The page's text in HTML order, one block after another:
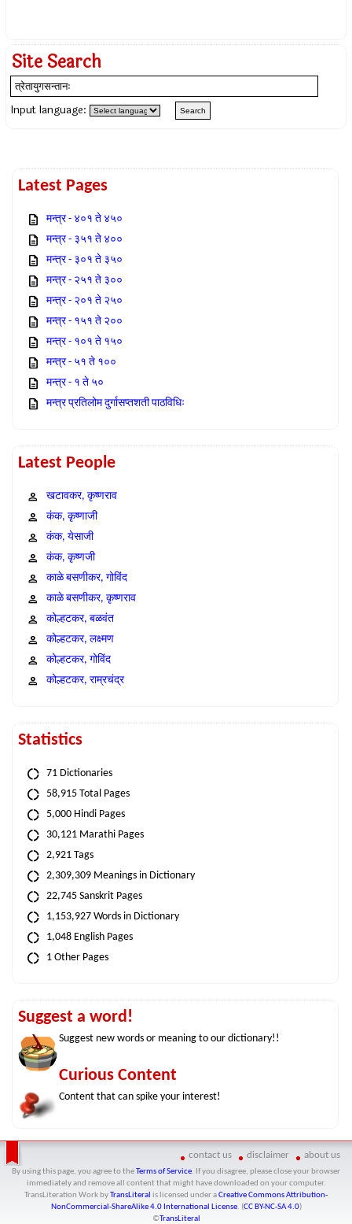
Site Search
Input language:
Latest Pages
मन्त्र - ४०१ ते ४५०
मन्त्र - ३५१ ते ४००
मन्त्र - ३०१ ते ३५०
मन्त्र - २५१ ते ३००
मन्त्र - २०१ ते २५०
मन्त्र - १५१ ते २००
मन्त्र - १०१ ते १५०
मन्त्र - ५१ ते १००
मन्त्र - १ ते ५०
मन्त्र प्रतिलोम दुर्गासप्तशती पाठविधिः
Latest People
खटावकर, कृष्णराव
कंक, कृष्णाजी
कंक, येसाजी
कंक, कृष्णजी
काळे बसणीकर, गोविंद
काळे बसणीकर, कृष्णराव
कोल्हटकर, बळवंत
कोल्हटकर, लक्ष्मण
कोल्हटकर, गोविंद
कोल्हटकर, राम्रचंद्र
Statistics
71 Dictionaries
58,915 Total Pages
5,000 Hindi Pages
30,121 Marathi Pages
2,921 Tags
2,309,309 Meanings in Dictionary
22,745 Sanskrit Pages
1,153,927 Words in Dictionary
1,048 English Pages
1 Other Pages
Suggest a word!
Suggest new words or meaning to our dictionary!!
Curious Content
Content that can spike your interest!
contact us disclaimer about us
By using this page, you agree to the Terms of Service. If you disagree, please close your browser
immediately and remove all content that might have downloaded on your computer.
TransLiteration Workby TransLiteral is licensed under aCreative Commons Attribution-
NonCommercial-ShareAlike 4.0 International License. (CC BY-NC-SA 4.0)
©TransLiteral